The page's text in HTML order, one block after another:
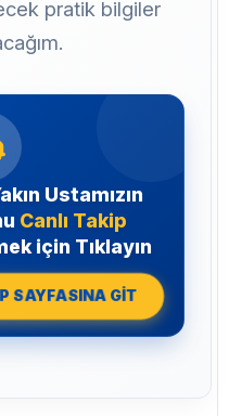
pratik bilgiler
Ustamızın
Canlı Takip
için Tıklayın
SAYFASINA GİT